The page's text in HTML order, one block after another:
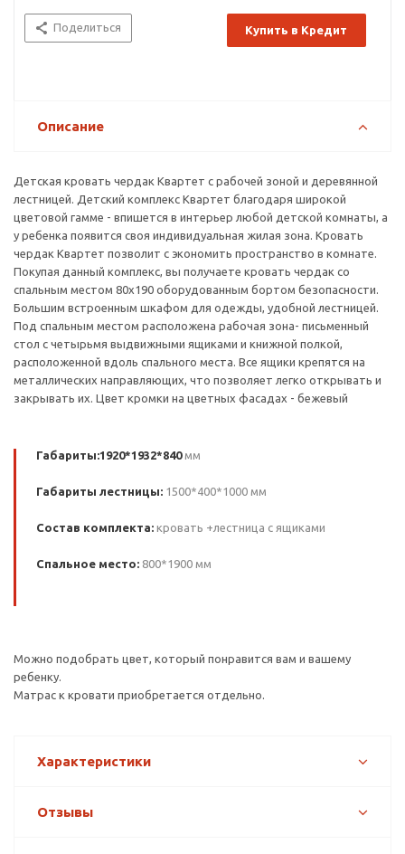
Поделиться Купить в Кредит
Описание
Детская кровать чердак Квартет с рабочей зоной и деревянной
лестницей. Детский комплекс Квартет благодаря широкой
цветовой гамме - впишется в интерьер любой детской комнаты, а
у ребенка появится своя индивидуальная жилая зона. Кровать
чердак Квартет позволит с экономить пространство в комнате.
Покупая данный комплекс, вы получаете кровать чердак со
спальным местом 80х190 оборудованным бортом безопасности.
Большим встроенным шкафом для одежды, удобной лестницей.
Под спальным местом расположена рабочая зона- письменный
стол с четырьмя выдвижными ящиками и книжной полкой,
расположенной вдоль спального места. Все ящики крепятся на
металлических направляющих, что позволяет легко открывать и
закрывать их. Цвет кромки на цветных фасадах - бежевый
Габариты:1920*1932*840мм
Габариты лестницы: 1500*400*1000 мм
Состав комплекта: кровать +лестница с ящиками
Спальное место: 800*1900 мм
Можно подобрать цвет, который понравится вам и вашему
ребенку.
Матрас к кровати приобретается отдельно.
Характеристики
Отзывы